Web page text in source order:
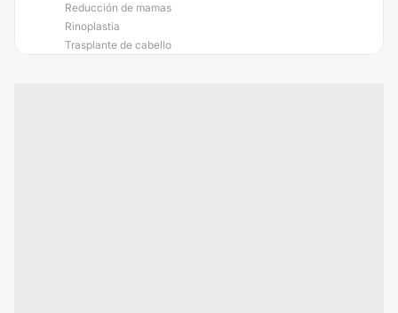
Reducción de mamas
Rinoplastia
Trasplante de cabello